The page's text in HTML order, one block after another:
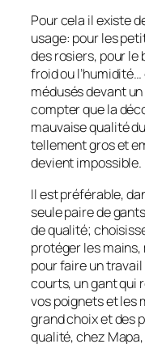
Pour cela il existe
usage: pour les
des rosiers, pour le
froid ou
médusés devant
compter que la
mauvaise qualité
tellement gros et
devient impossible.
Il est préférable,
seule paire de
de qualité;
protéger les
pour faire un
courts, un gant qui
vos poignets et les
grand choix et des
qualité, chez